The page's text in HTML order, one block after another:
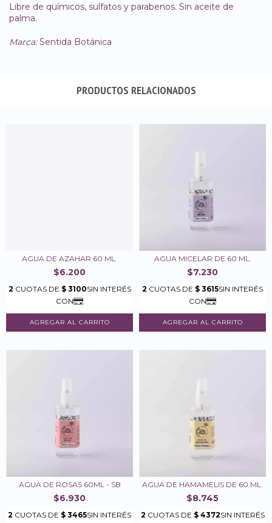
Libre de químicos, sulfatos y parabenos. Sin aceite de
palma.
Marca:Sentida Botánica
PRODUCTOS RELACIONADOS
AGUA DE AZAHAR 60 ML.
$6.200
AGUA MICELAR DE 60 ML.
$7.230
AGUA DE ROSAS 60ML - SB
$6.930
AGUA DE HAMAMELIS DE 60 ML.
$8.745